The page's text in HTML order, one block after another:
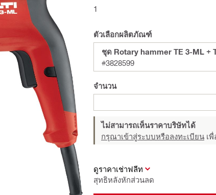
1
ตัวเลือกผลิตภัณฑ์
ชุด Rotary hammer TE 3-ML +
#3828599
จำนวน
ไม่สามารถเห็นราคาบริษัทได้
กรุณาเข้าสู่ระบบหรือลงทะเบียน เ
ดูราคาเช่าฟลีท
สุทธิหลังหักส่วนลด